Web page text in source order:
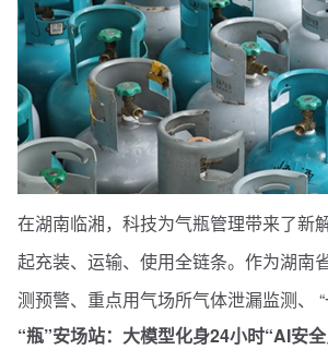
在湖南临湘，科技为气瓶管理带来了新
起充装、运输、使用全链条。作为湖南
测预警、重点用气场所气体泄漏监测、
“瓶”安场站：大模型化身24小时“AI安